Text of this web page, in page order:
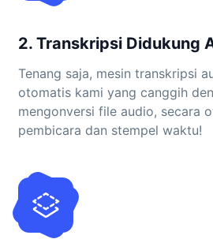
2. Transkripsi Didukung
Tenang saja, mesin transkripsi
otomatis kami yang canggih
mengonversi file audio, secara
pembicara dan stempel waktu!